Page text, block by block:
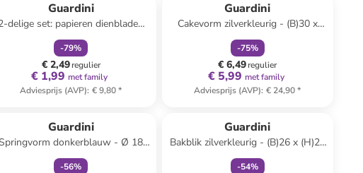
Guardini
delige set: papieren dienbladen
wit - 2x 3 stuks
-79%
€ 2,49regulier
€ 1,99 met family
Adviesprijs (AVP): € 9,80*
Guardini
Cakevorm zilverkleurig - (B)30 x
(H)11 x (D)10 cm
-75%
€ 6,49regulier
€ 5,99 met family
Adviesprijs (AVP): € 24,90*
Guardini
Springvorm donkerblauw - Ø 18
cm
-56%
Guardini
Bakblik zilverkleurig - (B)26 x (H)26
x (D)5 cm
-54%